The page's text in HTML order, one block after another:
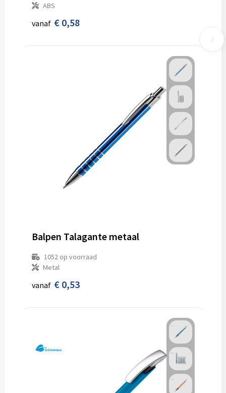
ABS
vanaf € 0,58
Balpen Talagante metaal
1052op voorraad
Metal
vanaf € 0,53